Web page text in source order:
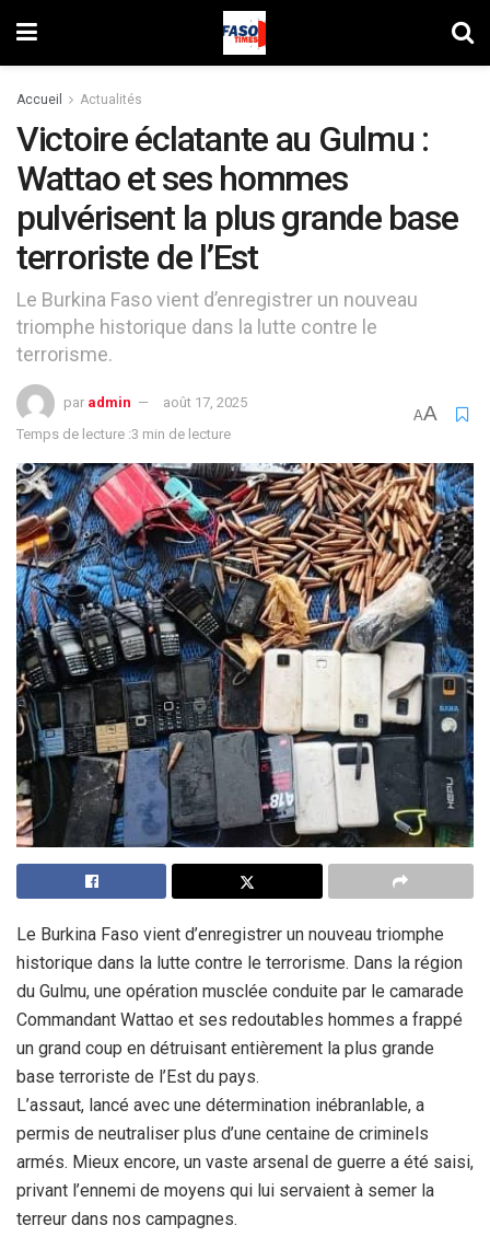
Accueil Actualités
Victoire éclatante au Gulmu :
Wattao et ses hommes
pulvérisent la plus grande base
terroriste de l’Est
Le Burkina Faso vient d’enregistrer un nouveau
triomphe historique dans la lutte contre le
terrorisme.
par admin
août 17, 2025
Temps de lecture :3 min de lecture
AA
Le Burkina Faso vient d’enregistrer un nouveau triomphe
historique dans la lutte contre le terrorisme. Dans la région
du Gulmu, une opération musclée conduite par le camarade
Commandant Wattao et ses redoutables hommes a frappé
un grand coup en détruisant entièrement la plus grande
base terroriste de l’Est du pays.
L’assaut, lancé avec une détermination inébranlable, a
permis de neutraliser plus d’une centaine de criminels
armés. Mieux encore, un vaste arsenal de guerre a été saisi,
privant l’ennemi de moyens qui lui servaient à semer la
terreur dans nos campagnes.